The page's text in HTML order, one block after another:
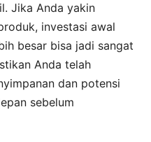
Jika Anda yakin
investasi awal
besar bisa jadi sangat
Anda telah
dan potensi
sebelum